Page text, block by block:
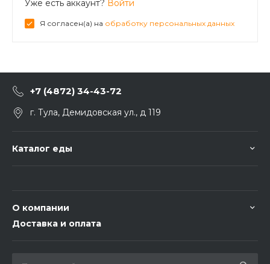
Уже есть аккаунт? Войти
Я согласен(а) на обработку персональных данных
+7 (4872) 34-43-72
г. Тула, Демидовская ул., д 119
Каталог еды
О компании
Доставка и оплата